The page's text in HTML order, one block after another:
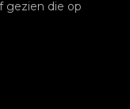
gezien die op